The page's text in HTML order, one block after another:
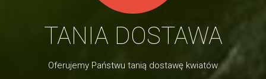
TANIA DOSTAWA
Oferujemy Państwu tanią dostawę kwiatów